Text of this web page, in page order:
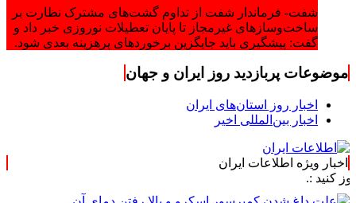
شفت- فرماندار شفت از تداوم گشت‌های مشترک نظارت بر
ساخت‌وسازهای غیرمجاز تا پایان تعطیلات نوروزی خبر داد و
گفت: پیشگیری باید جایگزین برخوردهای پرهزینه بعدی شود.
موضوعات پربازدید روز ایران و جهان
اخبار روز استان‌های ایران
اخبار بین‌المللی اخیر
اخبار ویژه اطلاعات ایران